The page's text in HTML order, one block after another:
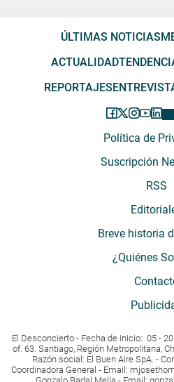
ÚLTIMAS NOTICIAS
ACTUALIDAD
REPORTAJES
Política de
Suscripción
RSS
Breve historia
¿Quiénes
El Desconcierto - Fecha de Inicio: 05 -
of. 63. Santiago, Región Metropolitana,
Razón social: El Buen Aire SpA. -
Coordinadora General - Email: